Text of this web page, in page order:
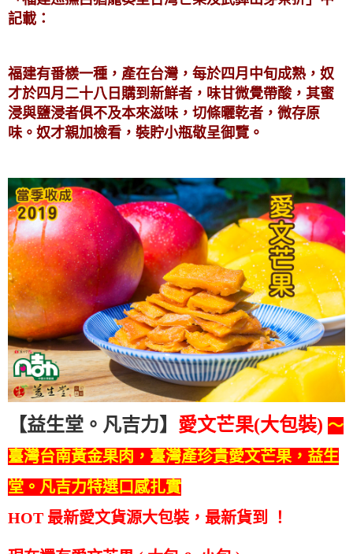
記載：
福建有番檨一種，產在台灣，每於四月中旬成熟，奴
才於四月二十八日購到新鮮者，味甘微覺帶酸，其蜜
浸與鹽浸者俱不及本來滋味，切條曬乾者，微存原
味。奴才親加檢看，裝貯小瓶敬呈御覽。
【益生堂。凡吉力】 愛文芒果(大包裝) ～
臺灣台南黃金果肉，臺灣產珍貴愛文芒果，益生
堂。凡吉力特選口感扎實
HOT 最新愛文貨源大包裝，最新貨到
！